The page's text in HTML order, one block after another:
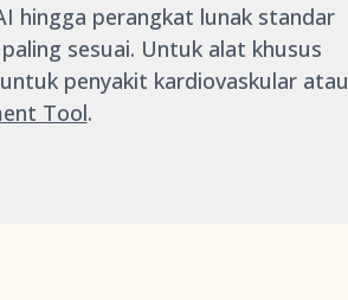
hingga perangkat lunak standar
sesuai. Untuk alat khusus
untuk penyakit kardiovaskular atau
Tool.